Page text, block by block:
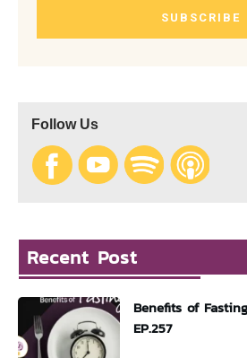
SUBSCRIBE
Follow Us
Recent Post
Benefits of
EP.257